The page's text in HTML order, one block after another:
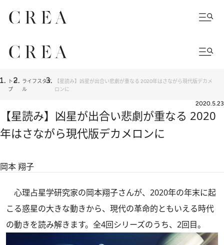
トッ
プ
ライフスタイ
ル
【星読み】凶星が出合い悲劇が重なる 2020年はさながら現代版デカメ
ロンに
2020.5.23
【星読み】凶星が出合い悲劇が重なる 2020
年はさながら現代版デカメロンに
岡本 翔子
心理占星学研究家の岡本翔子さんが、2020年の年末に起
こる惑星の大きな動きから、現代の革命的ともいえる時代
の動きを読み解きます。全4回シリーズのうち、2回目。